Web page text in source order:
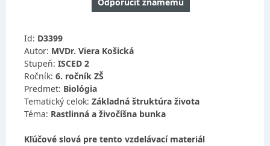
Id: D3399
Autor: MVDr. Viera Košická
Stupeň: ISCED 2
Ročník: 6. ročník ZŠ
Predmet: Biológia
Tematický celok: Základná štruktúra života
Téma: Rastlinná a živočíšna bunka
Kľúčové slová pre tento vzdelávací materiál